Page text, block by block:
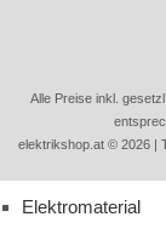
Alle Preise inkl.
elektrikshop.at © 2026 |
Elektromaterial